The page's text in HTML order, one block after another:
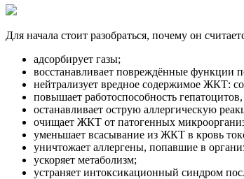
Для начала стоит разобраться, почему он
адсорбирует газы;
восстанавливает повреждённые функции
нейтрализует вредное содержимое ЖКТ:
повышает работоспособность
останавливает острую аллергическую
очищает ЖКТ от патогенных
уменьшает всасывание из ЖКТ в кровь
уничтожает аллергены, попавшие в
ускоряет метаболизм;
устраняет интоксикационный синдром